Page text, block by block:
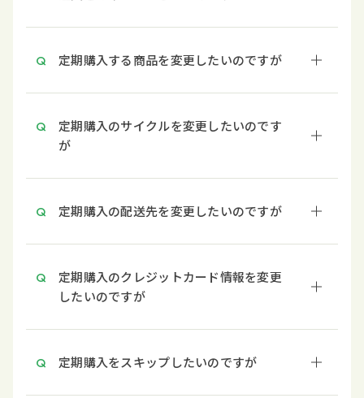
定期購入する商品を変更したいのですが
定期購入のサイクルを変更したいのです
が
定期購入の配送先を変更したいのですが
定期購入のクレジットカード情報を変更
したいのですが
定期購入をスキップしたいのですが